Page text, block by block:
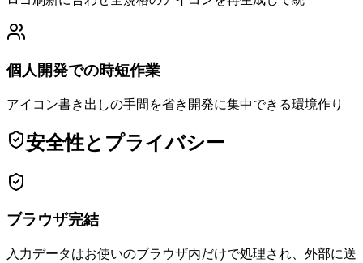
個人開発での時短作業
アイコン書き出しの手間を省き開発に集中できる環境作り
安全性とプライバシー
ブラウザ完結
入力データはお使いのブラウザ内だけで処理され、外部に送